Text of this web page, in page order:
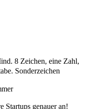
8 Zeichen, eine Zahl,
Sonderzeichen
Startups genauer an!